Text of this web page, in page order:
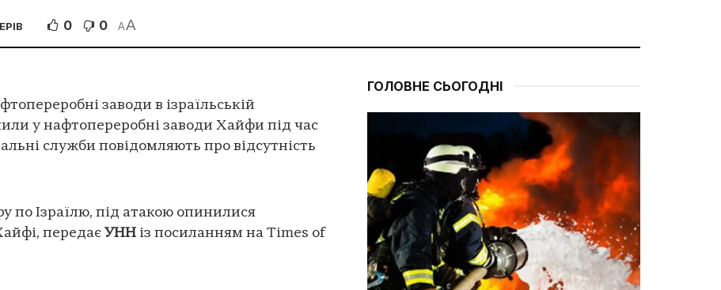
0 0 AA
заводи в ізраїльській
у нафтопереробні заводи Хайфи під час
служби повідомляють про відсутність
по Ізраїлю, під атакою опинилися
передає УНН із посиланням на Times of
ГОЛОВНЕ СЬОГОДНІ